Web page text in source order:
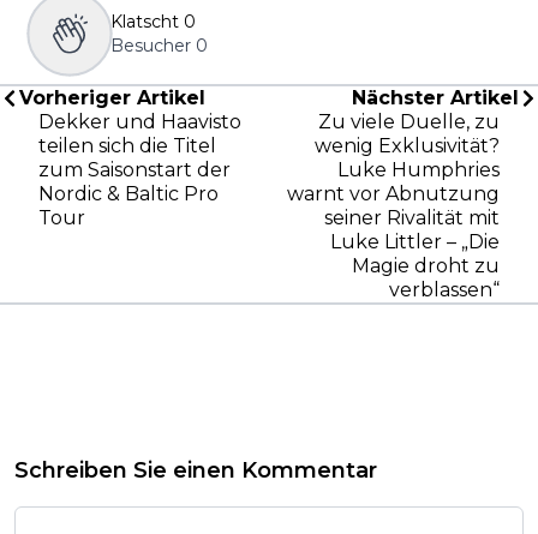
Klatscht 0
Besucher 0
Vorheriger Artikel
Dekker und Haavisto
teilen sich die Titel
zum Saisonstart der
Nordic & Baltic Pro
Tour
Nächster Artikel
Zu viele Duelle, zu
wenig Exklusivität?
Luke Humphries
warnt vor Abnutzung
seiner Rivalität mit
Luke Littler – „Die
Magie droht zu
verblassen“
Schreiben Sie einen Kommentar